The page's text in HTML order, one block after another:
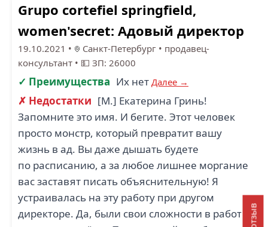
Grupo cortefiel springfield,
women'secret: Адовый директор
19.10.2021 • Санкт-Петербург • продавец-
консультант • 💵 ЗП: 26000
✓ Преимущества Их нет Далее →
✗ Недостатки [М.] Екатерина Гринь!
Запомните это имя. И бегите. Этот человек
просто монстр, который превратит вашу
жизнь в ад. Вы даже дышать будете
по расписанию, а за любое лишнее моргание
вас заставят писать объяснительную! Я
устраивалась на эту работу при другом
директоре. Да, были свои сложности в работе,